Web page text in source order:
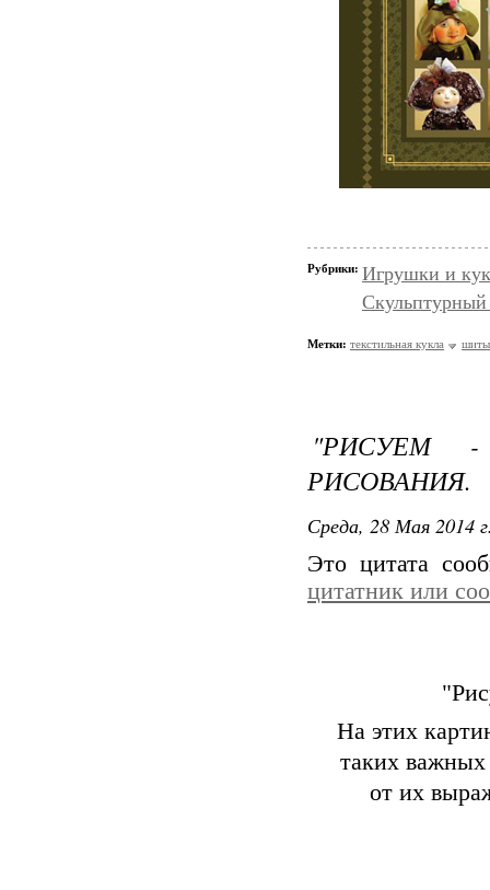
Рубрики: Игрушки и
Скульптурный
Метки: текстильная кукла
"РИСУЕМ
РИСОВАНИЯ.
Среда, 28 Мая 2014
Это цитата
цитатник или
На этих
таких важных
от их